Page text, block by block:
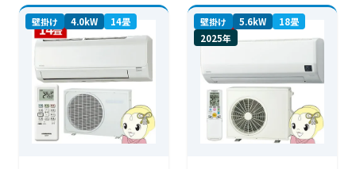
壁掛け 4.0kW 14畳 壁掛け 5.6kW
18畳
2025年